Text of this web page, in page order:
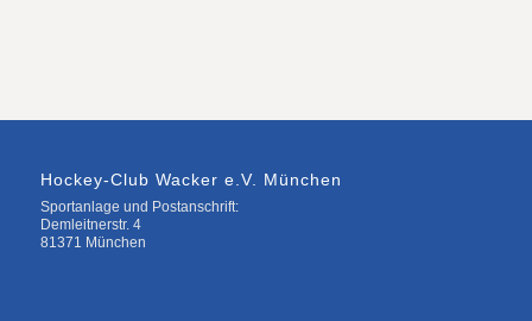
Hockey-Club Wacker e.V. München
Sportanlage und Postanschrift:
Demleitnerstr. 4
81371 München